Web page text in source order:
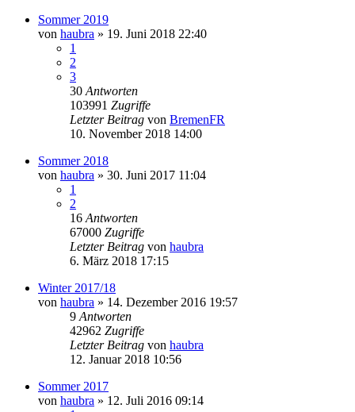
Sommer 2019
von haubra » 19. Juni 2018 22:40
1
2
3
30 Antworten
103991 Zugriffe
Letzter Beitrag von BremenFR
10. November 2018 14:00
Sommer 2018
von haubra » 30. Juni 2017 11:04
1
2
16 Antworten
67000 Zugriffe
Letzter Beitrag von haubra
6. März 2018 17:15
Winter 2017/18
von haubra » 14. Dezember 2016 19:57
9 Antworten
42962 Zugriffe
Letzter Beitrag von haubra
12. Januar 2018 10:56
Sommer 2017
von haubra » 12. Juli 2016 09:14